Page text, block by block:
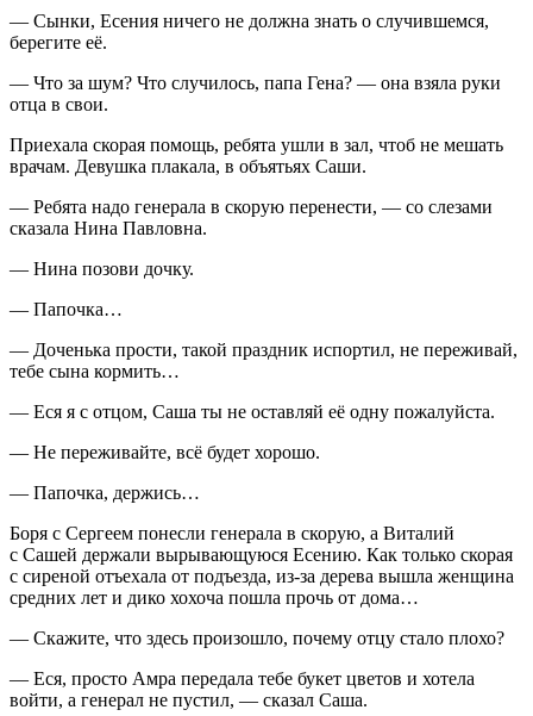
— Сынки, Есения ничего не должна знать о случившемся,
берегите её.
— Что за шум? Что случилось, папа Гена? — она взяла руки
отца в свои.
Приехала скорая помощь, ребята ушли в зал, чтоб не мешать
врачам. Девушка плакала, в объятьях Саши.
— Ребята надо генерала в скорую перенести, — со слезами
сказала Нина Павловна.
— Нина позови дочку.
— Папочка…
— Доченька прости, такой праздник испортил, не переживай,
тебе сына кормить…
— Еся я с отцом, Саша ты не оставляй её одну пожалуйста.
— Не переживайте, всё будет хорошо.
— Папочка, держись…
Боря с Сергеем понесли генерала в скорую, а Виталий
с Сашей держали вырывающуюся Есению. Как только скорая
с сиреной отъехала от подъезда, из-за дерева вышла женщина
средних лет и дико хохоча пошла прочь от дома…
— Скажите, что здесь произошло, почему отцу стало плохо?
— Еся, просто Амра передала тебе букет цветов и хотела
войти, а генерал не пустил, — сказал Саша.